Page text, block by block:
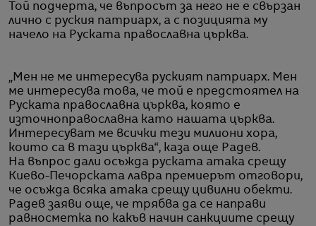
Той подчерта, че въпросът за него не е свързан
лично с руския патриарх, а с позицията му
начело на Руската православна църква.
„Мен не ме интересува руският патриарх. Мен
ме интересува това, че той е предстоятел на
Руската православна църква, която е
източноправославна като нашата църква.
Интересуват ме всички тези милиони хора,
които са в тази църква“, каза още Радев.
На въпрос дали осъжда руската атака срещу
Киево-Печорската лавра премиерът отговори,
че осъжда всяка атака срещу цивилни обекти.
Радев заяви още, че трябва да се направи
равносметка по какъв начин санкциите срещу